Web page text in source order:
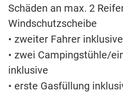
Schäden an max. 2
Windschutzscheibe
• zweiter Fahrer inklusive
• zwei Campingstühle/
inklusive
• erste Gasfüllung